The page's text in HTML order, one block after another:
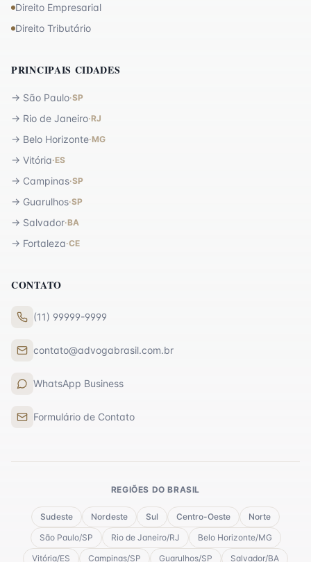
Direito Empresarial
Direito Tributário
PRINCIPAIS CIDADES
→ São Paulo·SP
→ Rio de Janeiro·RJ
→ Belo Horizonte·MG
→ Vitória·ES
→ Campinas·SP
→ Guarulhos·SP
→ Salvador·BA
→ Fortaleza·CE
CONTATO
(11) 99999-9999
contato@advogabrasil.com.br
WhatsApp Business
Formulário de Contato
REGIÕES DO BRASIL
Sudeste Nordeste Sul Centro-Oeste
Norte
São Paulo/SP Rio de Janeiro/RJ Belo Horizonte/MG
Vitória/ES Campinas/SP Guarulhos/SP Salvador/BA